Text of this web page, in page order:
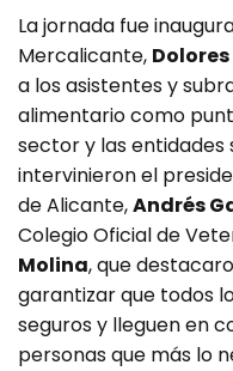
La jornada fue
Mercalicante,
a los asistentes y
alimentario como
sector y las entidades
intervinieron el
de Alicante,Andrés
Colegio Oficial de
Molina, que
garantizar que todos
seguros y lleguen en
personas que más lo